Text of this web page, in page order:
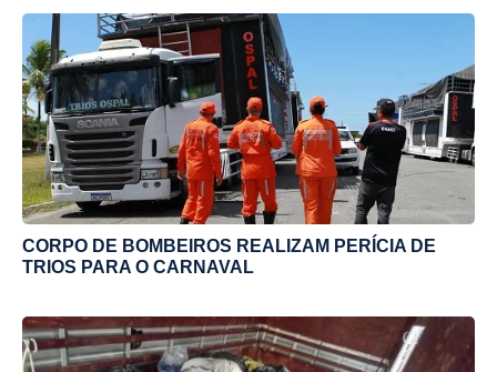
CORPO DE BOMBEIROS REALIZAM PERÍCIA DE
TRIOS PARA O CARNAVAL